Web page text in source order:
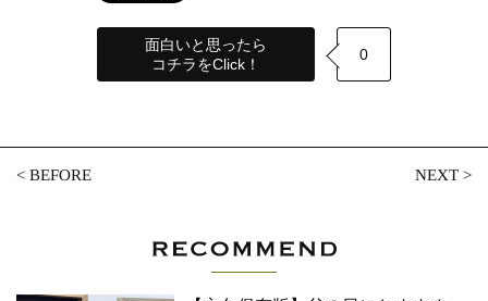
面白いと思ったら
コチラをClick！
0
<BEFORE NEXT>